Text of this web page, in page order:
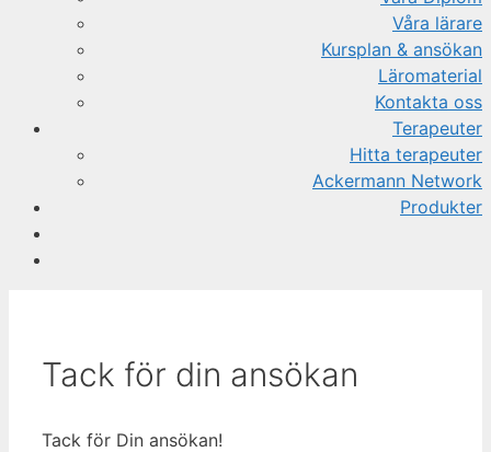
Våra lärare
Kursplan & ansökan
Läromaterial
Kontakta oss
Terapeuter
Hitta terapeuter
Ackermann Network
Produkter
Tack för din ansökan
Tack för Din ansökan!